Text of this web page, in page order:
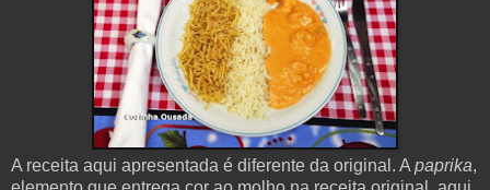
A receita aqui apresentada é diferente da original. A paprika,